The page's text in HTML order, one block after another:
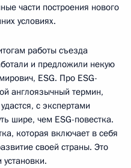
части построения нового
условиях.
работы съезда
и предложили некую
ESG. Про ESG-
англоязычный термин,
с экспертами
шире, чем ESG-повестка.
которая включает в себя
своей страны. Это